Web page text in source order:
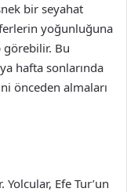
bir seyahat
yoğunluğuna
görebilir. Bu
hafta sonlarında
önceden almaları
Efe Tur’un